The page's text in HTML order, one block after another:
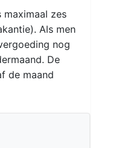
zes
Als men
nog
De
de maand